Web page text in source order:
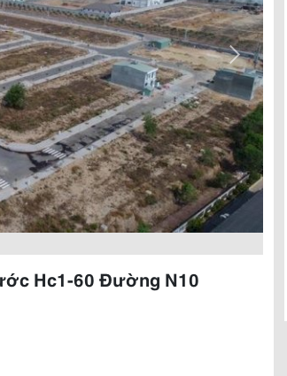
Hc1-60 Đường N10